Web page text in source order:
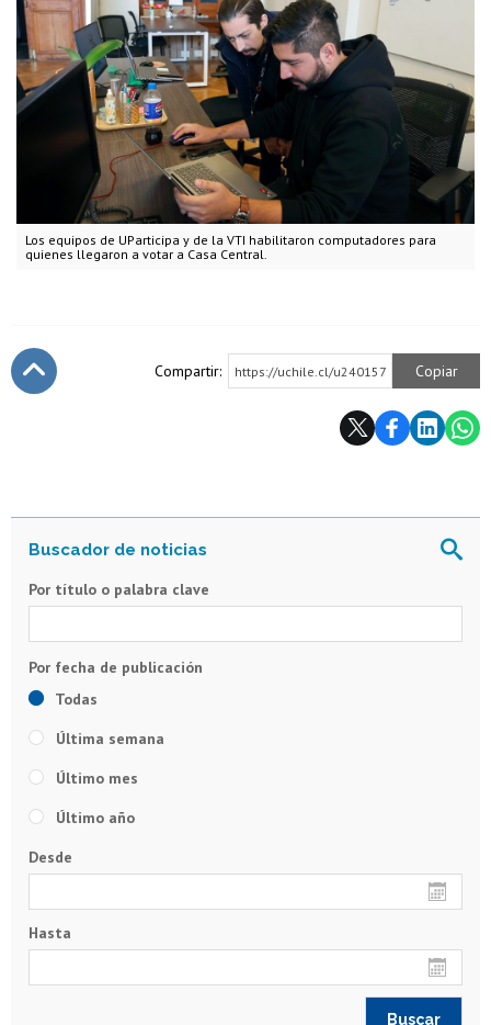
Los equipos de UParticipa y de la VTI habilitaron computadores para
quienes llegaron a votar a Casa Central.
Compartir: https://uchile.cl/u240157 Copiar
Por título o palabra clave
Todas
Última semana
Último mes
Último año
Desde
Hasta